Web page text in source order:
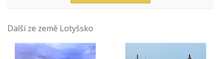
Další ze země Lotyšsko